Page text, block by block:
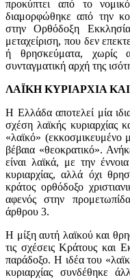
προκύπτει από το
διαμορφώθηκε από την
στην Ορθόδοξη
μεταχείριση, που δεν
ή θρησκεύματα, χωρίς
συνταγματική αρχή της
ΛΑΪΚΗ ΚΥΡΙΑΡΧΙΑ
Η Ελλάδα αποτελεί μία
σχέση λαϊκής κυριαρχίας
«λαϊκό» (εκκοσμικευμένο
βέβαια «θεοκρατικό».
είναι λαϊκά, με την
κυριαρχίας, αλλά όχι
κράτος ορθόδοξο
αφενός στην
άρθρου 3.
Η μίξη αυτή λαϊκού και
τις σχέσεις Κράτους και
παράδοξο. Η ιδέα του
κυριαρχίας συνδέθηκε